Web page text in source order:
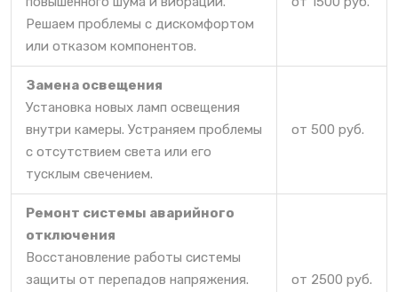
Решаем проблемы с дискомфортом
или отказом компонентов.
Замена освещения
Установка новых ламп освещения
внутри камеры. Устраняем проблемы
с отсутствием света или его
тусклым свечением.
от 500 руб.
Ремонт системы аварийного
отключения
Восстановление работы системы
защиты от перепадов напряжения.
от 2500 руб.